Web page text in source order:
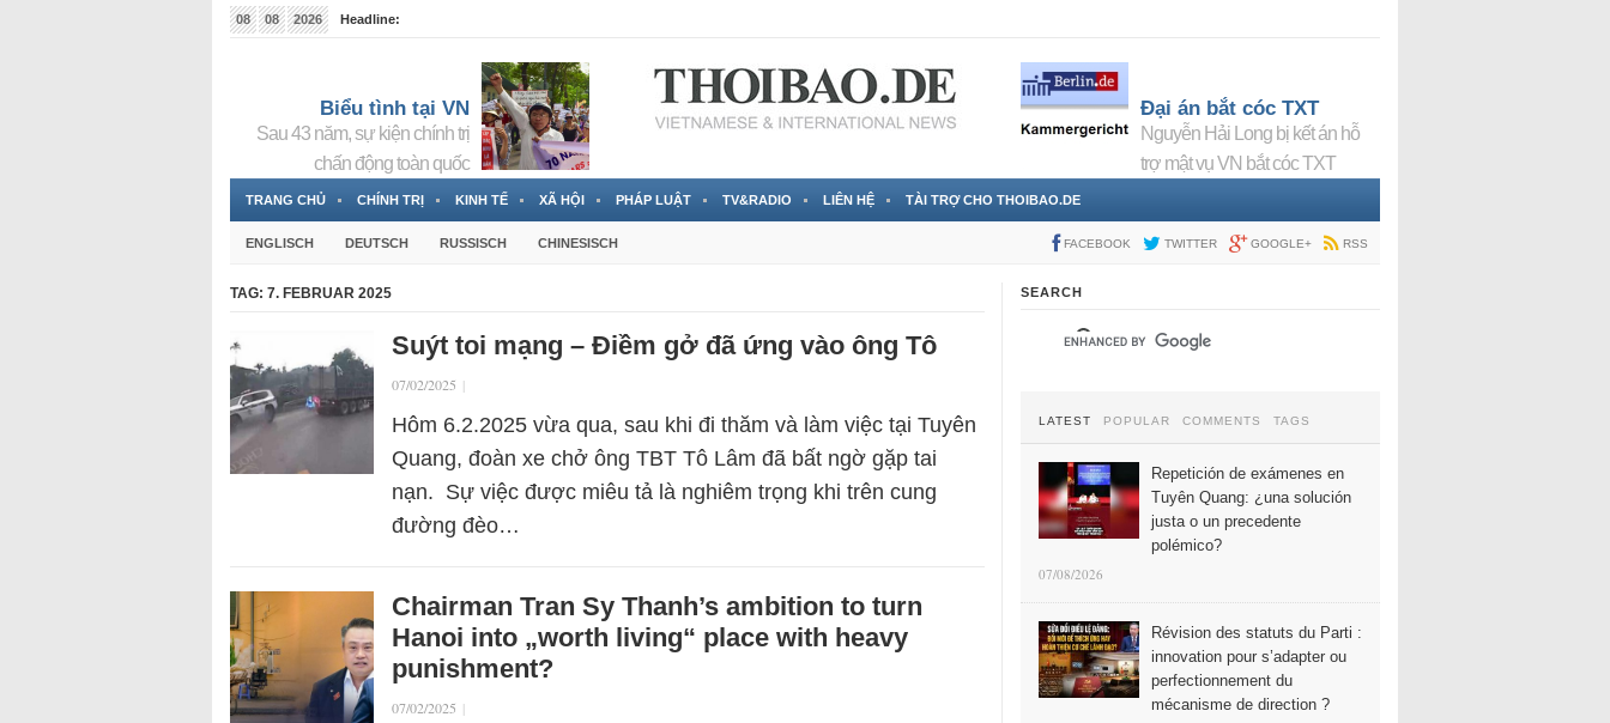
08 08 2026
Headline:
Biểu tình tại VN
Sau 43 năm, sự kiện chính trị
chấn động toàn quốc
Đại án bắt cóc TXT
Nguyễn Hải Long bị kết án hỗ
trợ mật vụ VN bắt cóc TXT
TRANG CHỦ CHÍNH TRỊ KINH TẾ XÃ HỘI PHÁP LUẬT TV&RADIO LIÊN HỆ TÀI TRỢ CHO THOIBAO.DE
ENGLISCH DEUTSCH RUSSISCH CHINESISCH FACEBOOK TWITTER GOOGLE+ RSS
TAG: 7. FEBRUAR 2025
Suýt toi mạng – Điềm gở đã ứng vào ông Tô
07/02/2025 |
Hôm 6.2.2025 vừa qua, sau khi đi thăm và làm việc tại Tuyên
Quang, đoàn xe chở ông TBT Tô Lâm đã bất ngờ gặp tai
nạn. Sự việc được miêu tả là nghiêm trọng khi trên cung
đường đèo…
Chairman Tran Sy Thanh’s ambition to turn
Hanoi into „worth living“ place with heavy
punishment?
07/02/2025 |
SEARCH
LATEST POPULAR COMMENTS TAGS
Repetición de exámenes en
Tuyên Quang: ¿una solución
justa o un precedente
polémico?
07/08/2026
Révision des statuts du Parti :
innovation pour s’adapter ou
perfectionnement du
mécanisme de direction ?